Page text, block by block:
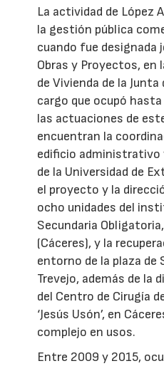
La actividad de López
la gestión pública
cuando fue designada
Obras y Proyectos, en
de Vivienda de la
cargo que ocupó
las actuaciones de
encuentran la
edificio
de la Universidad de
el proyecto y la
ocho unidades del
Secundaria
(Cáceres), y la
entorno de la plaza de
Trevejo, además de la
del Centro de Cirugía
‘Jesús Usón’, en
complejo en usos.
Entre 2009 y 2015,